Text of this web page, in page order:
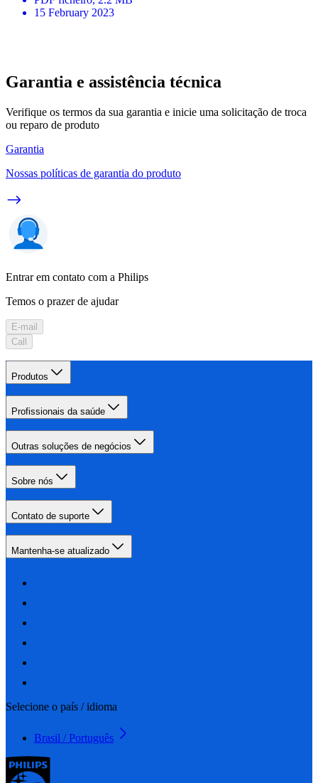
15 February 2023
Garantia e assistência técnica
Verifique os termos da sua garantia e inicie uma solicitação de troca
ou reparo de produto
Garantia
Nossas políticas de garantia do produto
Entrar em contato com a Philips
Temos o prazer de ajudar
E-mail
Call
Produtos
Profissionais da saúde
Outras soluções de negócios
Sobre nós
Contato de suporte
Mantenha-se atualizado
Selecione o país / idioma
Brasil / Português